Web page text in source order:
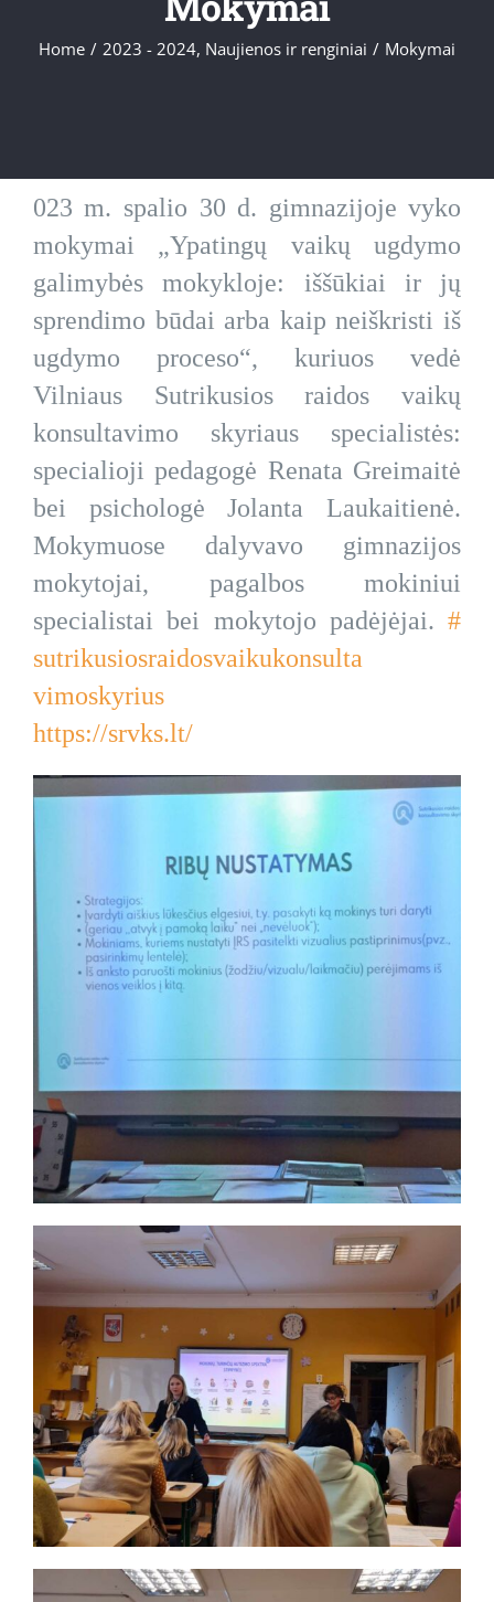
Home / 2023 - 2024, Naujienos ir renginiai / Mokymai
023 m. spalio 30 d. gimnazijoje vyko
mokymai „Ypatingų vaikų ugdymo
galimybės mokykloje: iššūkiai ir jų
sprendimo būdai arba kaip neiškristi iš
ugdymo proceso“, kuriuos vedė
Vilniaus Sutrikusios raidos vaikų
konsultavimo skyriaus specialistės:
specialioji pedagogė Renata Greimaitė
bei psichologė Jolanta Laukaitienė.
Mokymuose dalyvavo gimnazijos
mokytojai, pagalbos mokiniui
specialistai bei mokytojo padėjėjai.#
sutrikusiosraidosvaikukonsulta
vimoskyrius
https://srvks.lt/